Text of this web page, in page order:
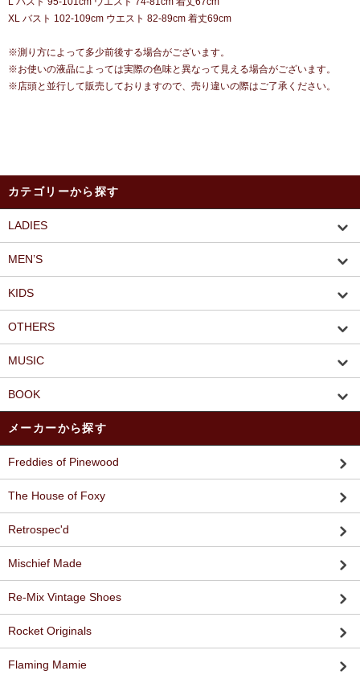
XL バスト 102-109cm ウエスト 82-89cm 着丈69cm
※測り方によって多少前後する場合がございます。
※お使いの液晶によっては実際の色味と異なって見える場合がございます。
※店頭と並行して販売しておりますので、売り違いの際はご了承ください。
カテゴリーから探す
LADIES
MEN’S
KIDS
OTHERS
MUSIC
BOOK
メーカーから探す
Freddies of Pinewood
The House of Foxy
Retrospec'd
Mischief Made
Re-Mix Vintage Shoes
Rocket Originals
Flaming Mamie